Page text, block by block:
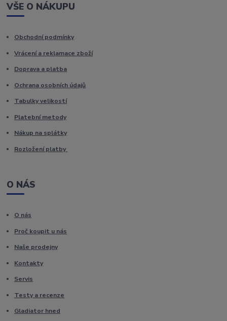
VŠE O NÁKUPU
Obchodní podmínky
Vrácení a reklamace zboží
Doprava a platba
Ochrana osobních údajů
Tabulky velikostí
Platební metody
Nákup na splátky
Rozložení platby
O NÁS
O nás
Proč koupit u nás
Naše prodejny
Kontakty
Servis
Testy a recenze
Gladiator hned